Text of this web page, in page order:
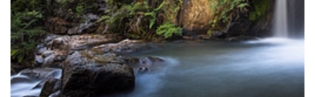
DISMINUYERON 15,4% INTERANUAL